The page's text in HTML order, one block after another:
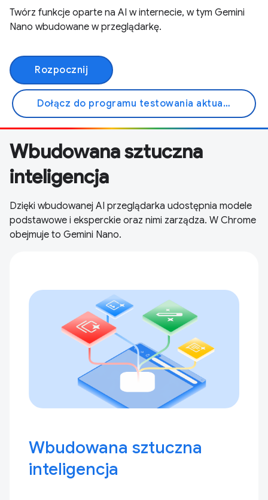
Twórz funkcje oparte na AI w internecie, w tym Gemini
Nano wbudowane w przeglądarkę.
Rozpocznij
Dołącz do programu testowania aktualizacji
Wbudowana sztuczna
inteligencja
Dzięki wbudowanej AI przeglądarka udostępnia modele
podstawowe i eksperckie oraz nimi zarządza. W Chrome
obejmuje to Gemini Nano.
Wbudowana sztuczna
inteligencja